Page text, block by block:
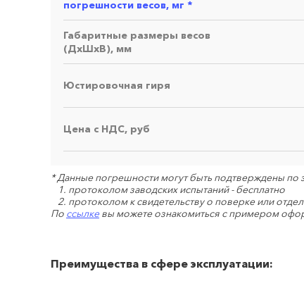
погрешности весов, мг *
Габаритные размеры весов
(ДхШхВ), мм
Юстировочная гиря
Цена с НДС, руб
* Данные погрешности могут быть подтверждены по
протоколом заводских испытаний - бесплатно
протоколом к свидетельству о поверке или
По ссылкевы можете ознакомиться с примером
Преимущества в сфере эксплуатации: